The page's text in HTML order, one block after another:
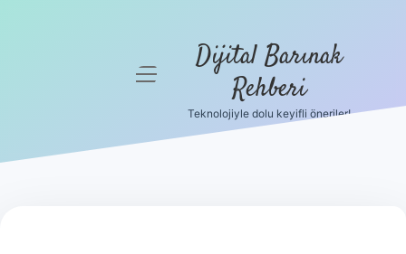
menüyü
Dijital Barınak
Rehberi
Teknolojiyle dolu keyifli öneriler!